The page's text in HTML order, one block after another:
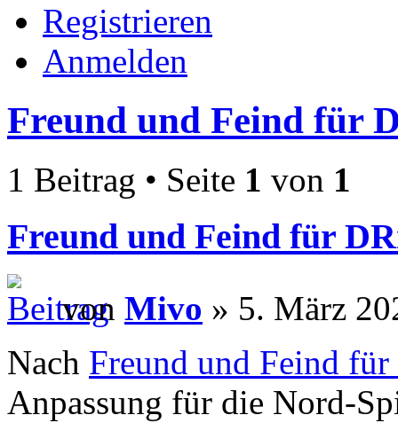
Registrieren
Anmelden
Freund und Feind für
1 Beitrag • Seite 1 von 1
Freund und Feind für
von Mivo » 5. März
Nach Freund und Feind
Anpassung für die Nord-